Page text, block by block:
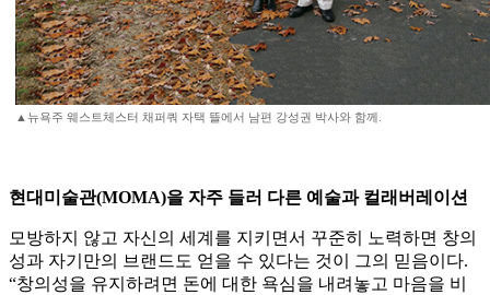
▲뉴욕주 웨스트체스터 채퍼쿼 자택 뜰에서 남편 강성권 박사와 함께.
현대미술관(MOMA)을 자주 들러 다른 예술과 컬래버레이션
모방하지 않고 자신의 세계를 지키면서 꾸준히 노력하면 창의
성과 자기만의 브랜드도 얻을 수 있다는 것이 그의 믿음이다.
“창의성을 유지하려면 돈에 대한 욕심을 내려놓고 마음을 비